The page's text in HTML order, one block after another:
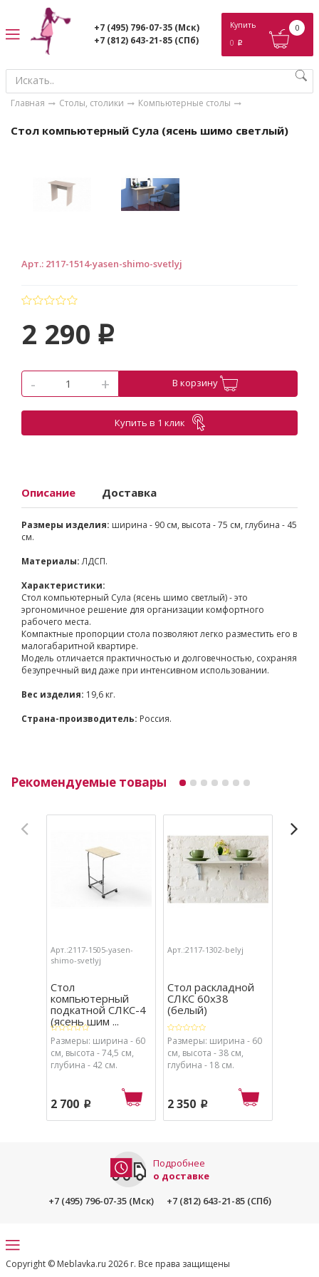
+7 (495) 796-07-35 (Мск)
+7 (812) 643-21-85 (СПб)
Купить
0 p
0
Главная Столы, столики Компьютерные столы
Стол компьютерный Сула (ясень шимо светлый)
Арт.: 2117-1514-yasen-shimo-svetlyj
2 290 p
- + В корзину
Купить в 1 клик
Описание Доставка
Размеры изделия: ширина - 90 см, высота - 75 см, глубина - 45
см.
Материалы:ЛДСП.
Характеристики:
Стол компьютерный Сула (ясень шимо светлый) - это
эргономичное решение для организации комфортного
рабочего места.
Компактные пропорции стола позволяют легко разместить его в
малогабаритной квартире.
Модель отличается практичностью и долговечностью, сохраняя
безупречный вид даже при интенсивном использовании.
Вес изделия: 19,6 кг.
Страна-производитель: Россия.
Рекомендуемые товары
Арт.:2117-1505-yasen-
shimo-svetlyj
Стол
компьютерный
подкатной СЛКС-4
(ясень шим ...
Размеры: ширина - 60
см, высота - 74,5 см,
глубина - 42 см.
2 700 p
Арт.:2117-1302-belyj
Стол раскладной
СЛКС 60х38
(белый)
Размеры: ширина - 60
см, высота - 38 см,
глубина - 18 см.
2 350 p
Подробнее
о доставке
+7 (495) 796-07-35 (Мск)
+7 (812) 643-21-85 (СПб)
Copyright © Meblavka.ru 2026 г. Все права защищены